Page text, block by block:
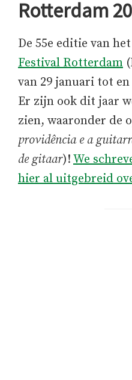
Rotterdam
De 55e editie van het
Festival Rotterdam
van 29 januari tot
Er zijn ook dit jaar
zien, waaronder de
providência e a
de gitaar)! We
hier al uitgebreid